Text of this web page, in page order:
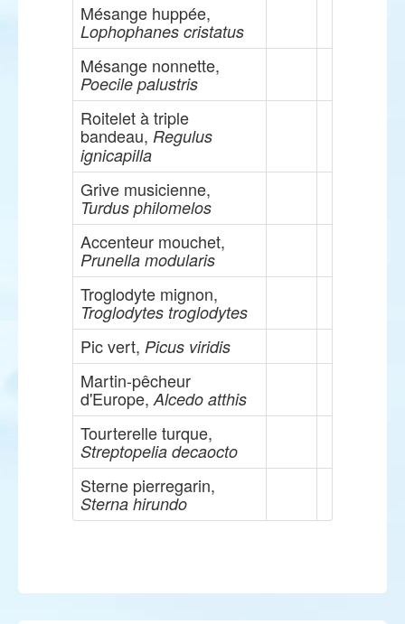
Mésange huppée,
Lophophanes cristatus
Mésange nonnette,
Poecile palustris
Roitelet à triple
bandeau, Regulus
ignicapilla
Grive musicienne,
Turdus philomelos
Accenteur mouchet,
Prunella modularis
Troglodyte mignon,
Troglodytes troglodytes
Pic vert, Picus viridis
Martin-pêcheur
d'Europe, Alcedo atthis
Tourterelle turque,
Streptopelia decaocto
Sterne pierregarin,
Sterna hirundo